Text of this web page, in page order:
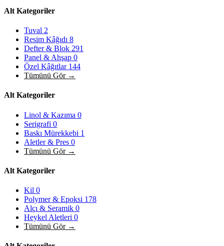
Alt Kategoriler
Tuval 2
Resim Kâğıdı 8
Defter & Blok 291
Panel & Ahşap 0
Özel Kâğıtlar 144
Tümünü Gör →
Alt Kategoriler
Linol & Kazıma 0
Serigrafi 0
Baskı Mürekkebi 1
Aletler & Pres 0
Tümünü Gör →
Alt Kategoriler
Kil 0
Polymer & Epoksi 178
Alçı & Seramik 0
Heykel Aletleri 0
Tümünü Gör →